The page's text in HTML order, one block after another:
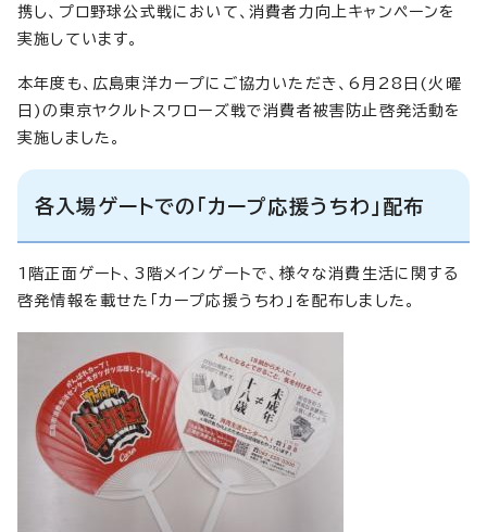
携し、プロ野球公式戦において、消費者力向上キャンペーンを
実施しています。
本年度も、広島東洋カープにご協力いただき、6月28日(火曜
日)の東京ヤクルトスワローズ戦で消費者被害防止啓発活動を
実施しました。
各入場ゲートでの「カープ応援うちわ」配布
1階正面ゲート、3階メインゲートで、様々な消費生活に関する
啓発情報を載せた「カープ応援うちわ」を配布しました。